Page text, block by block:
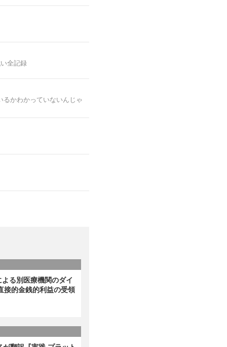
全記録
かわかっていないんじゃ
る別医療機関のダイ
接的金銭的利益の受領